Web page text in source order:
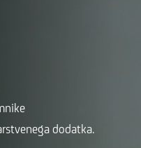
dodatka.